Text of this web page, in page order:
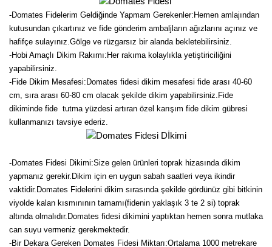
-Domates Fidelerim Geldiğinde Yapmam Gerekenler:Hemen amlajından
kutusundan çıkartınız ve fide gönderim ambaljların ağızlarını açınız ve
hafifçe sulayınız.Gölge ve rüzgarsız bir alanda bekletebilirsiniz.
-Hobi Amaçlı Dikim Rakımı:Her rakıma kolaylıkla yetiştiriciliğini
yapabilirsiniz.
-Fide Dikim Mesafesi:Domates fidesi dikim mesafesi fide arası 40-60
cm, sıra arası 60-80 cm olacak şekilde dikim yapabilirsiniz.Fide
dikiminde fide tutma yüzdesi artıran özel karışım fide dikim gübresi
kullanmanızı tavsiye ederiz.
-Domates Fidesi Dikimi:Size gelen ürünleri toprak hizasında dikim
yapmanız gerekir.Dikim için en uygun sabah saatleri veya ikindir
vaktidir.Domates Fidelerini dikim sırasında şekilde gördünüz gibi bitkinin
viyolde kalan kısmınının tamamı(fidenin yaklaşık 3 te 2 si) toprak
altında olmalıdır.Domates fidesi dikimini yaptıktan hemen sonra mutlaka
can suyu vermeniz gerekmektedir.
-Bir Dekara Gereken Domates Fidesi Miktarı:Ortalama 1000 metrekare
Kiraz Fidanı
Kivi Fidanı
Kızılcık Fidanı
Kocayemiş Fidanı
Liçi Fidanı
Longan Fidanı
Malta Eriği Fidanı